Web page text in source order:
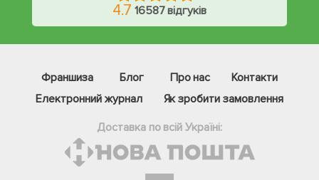
4.7 16587 відгуків
Франшиза Блог Про нас
Контакти
Електронний журнал
Як зробити замовлення
Доставка по всій Україні: